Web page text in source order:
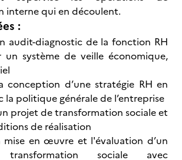
interne qui en découlent.
:
audit-diagnostic de la fonction RH
un système de veille économique,
conception d’une stratégie RH en
la politique générale de l’entreprise
projet de transformation sociale et
de réalisation
mise en œuvre et l'évaluation d’un
sociale avec